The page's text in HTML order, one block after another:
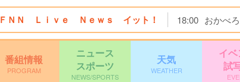
ＦＮＮ Ｌｉｖｅ Ｎｅｗｓ イット！ 18:00 おかべ
番組情報
PROGRAM
ニュース
スポーツ
NEWS/SPORTS
天気
WEATHER
イ
試